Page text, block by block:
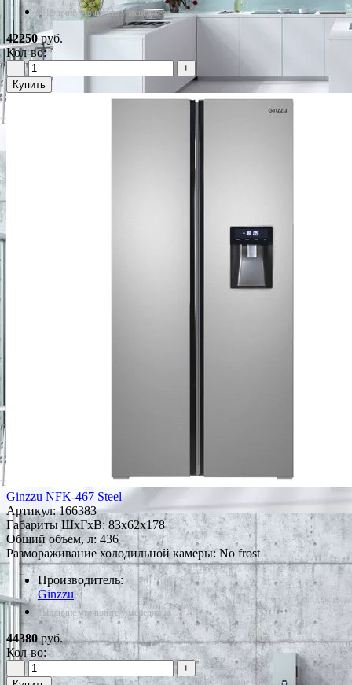
*Наличие уточняйте у менеджера
42250руб.
Кол-во:
−
+
Купить
Ginzzu NFK-467 Steel
Артикул:166383
Габариты ШxГxВ: 83x62x178
Общий объем, л: 436
Размораживание холодильной камеры: No frost
Производитель:
Ginzzu
*Наличие уточняйте у менеджера
44380руб.
Кол-во:
−
+